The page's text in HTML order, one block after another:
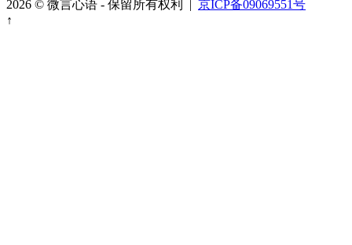
2026 © 微言心语 - 保留所有权利 | 京ICP备09069551号
↑